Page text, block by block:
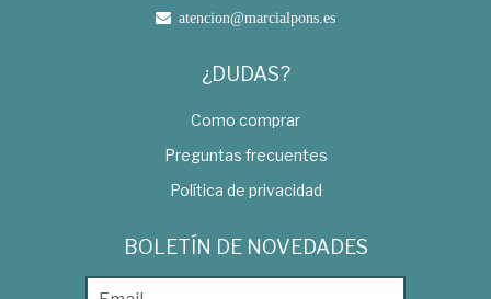
atencion@marcialpons.es
¿DUDAS?
Como comprar
Preguntas frecuentes
Política de privacidad
BOLETÍN DE NOVEDADES